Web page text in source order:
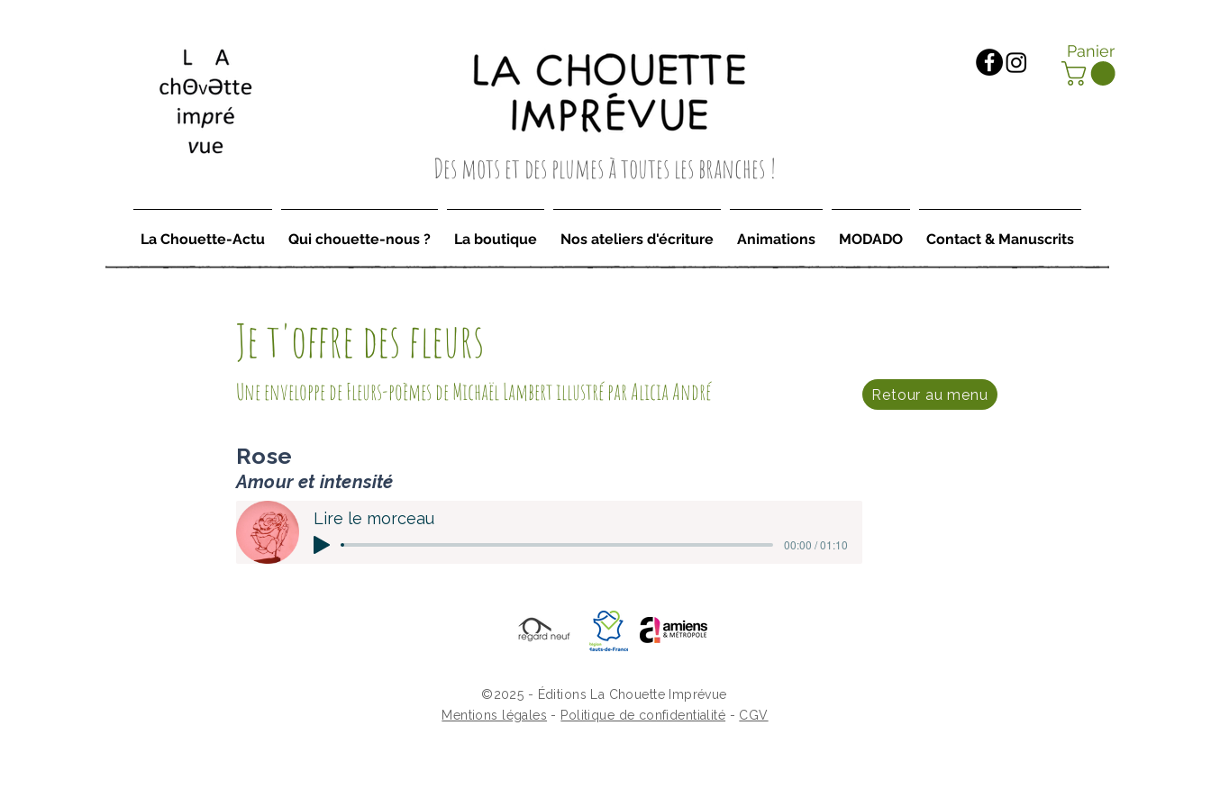
Des mots et des plumes à toutes les branches !
Panier
La Chouette-Actu Qui chouette-nous ? La boutique Nos ateliers d'écriture Animations MODADO Contact & Manuscrits
Je t'offre des fleurs
Une enveloppe de Fleurs-poèmes de Michaël Lambert illustré par Alicia André Retour au menu
Rose
Amour et intensité
Lire le morceau
00:00 / 01:10
©2025 - Éditions La Chouette Imprévue
Mentions légales - Politique de confidentialité - CGV